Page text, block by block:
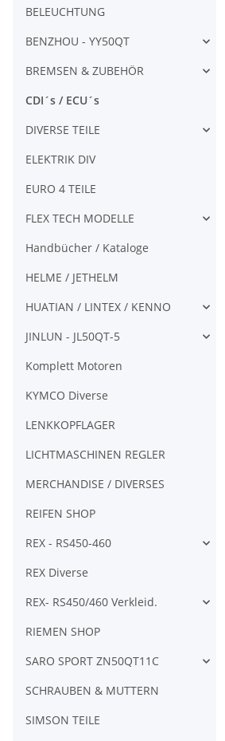
BELEUCHTUNG
BENZHOU - YY50QT
BREMSEN & ZUBEHÖR
CDI´s / ECU´s
DIVERSE TEILE
ELEKTRIK DIV
EURO 4 TEILE
FLEX TECH MODELLE
Handbücher / Kataloge
HELME / JETHELM
HUATIAN / LINTEX / KENNO
JINLUN - JL50QT-5
Komplett Motoren
KYMCO Diverse
LENKKOPFLAGER
LICHTMASCHINEN REGLER
MERCHANDISE / DIVERSES
REIFEN SHOP
REX - RS450-460
REX Diverse
REX- RS450/460 Verkleid.
RIEMEN SHOP
SARO SPORT ZN50QT11C
SCHRAUBEN & MUTTERN
SIMSON TEILE